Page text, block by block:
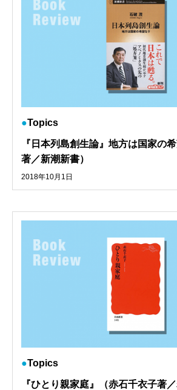
Topics
『日本列島創生論』地方は国家の
著／新潮新書）
2018年10月1日
Topics
『ひとり親家庭』（赤石千衣子著／